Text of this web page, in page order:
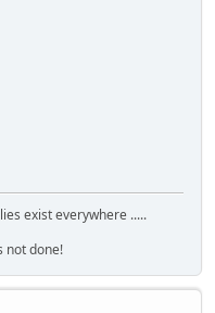
exist everywhere .....
not done!